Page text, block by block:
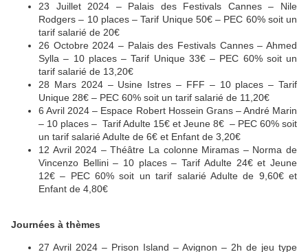
23 Juillet 2024 – Palais des Festivals Cannes – Nile
Rodgers – 10 places – Tarif Unique 50€ – PEC 60% soit un
tarif salarié de 20€
26 Octobre 2024 – Palais des Festivals Cannes – Ahmed
Sylla – 10 places – Tarif Unique 33€ – PEC 60% soit un
tarif salarié de 13,20€
28 Mars 2024 – Usine Istres – FFF – 10 places – Tarif
Unique 28€ – PEC 60% soit un tarif salarié de 11,20€
6 Avril 2024 – Espace Robert Hossein Grans – André Marin
– 10 places – Tarif Adulte 15€ et Jeune 8€ – PEC 60% soit
un tarif salarié Adulte de 6€ et Enfant de 3,20€
12 Avril 2024 – Théâtre La colonne Miramas – Norma de
Vincenzo Bellini – 10 places – Tarif Adulte 24€ et Jeune
12€ – PEC 60% soit un tarif salarié Adulte de 9,60€ et
Enfant de 4,80€
Journées à thèmes
27 Avril 2024 – Prison Island – Avignon – 2h de jeu type